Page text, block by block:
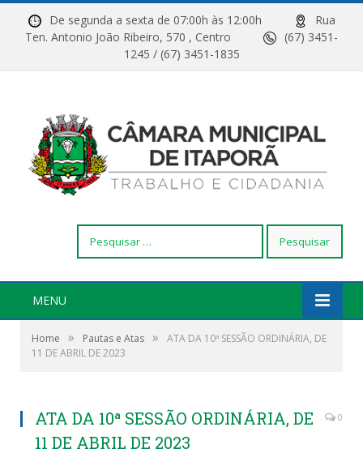
De segunda a sexta de 07:00h às 12:00h
Rua
Ten. Antonio João Ribeiro, 570 , Centro
(67) 3451-
1245 / (67) 3451-1835
por:
MENU
Home » Pautas e Atas »
ATA DA 10ª SESSÃO ORDINÁRIA, DE
11 DE ABRIL DE 2023
ATA DA 10ª SESSÃO ORDINÁRIA, DE
11 DE ABRIL DE 2023
0